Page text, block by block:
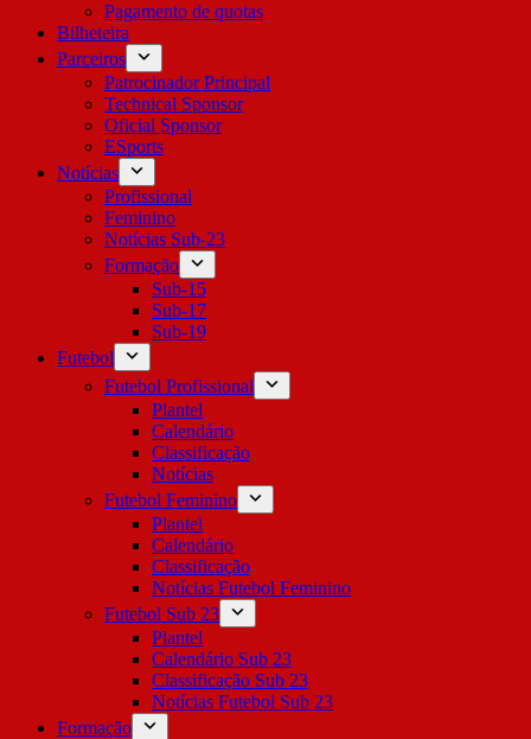
Pagamento de quotas
Bilheteira
Parceiros
Patrocinador Principal
Technical Sponsor
Oficial Sponsor
ESports
Notícias
Profissional
Feminino
Notícias Sub-23
Formação
Sub-15
Sub-17
Sub-19
Futebol
Futebol Profissional
Plantel
Calendário
Classificação
Notícias
Futebol Feminino
Plantel
Calendário
Classificação
Notícias Futebol Feminino
Futebol Sub 23
Plantel
Calendário Sub 23
Classificação Sub 23
Notícias Futebol Sub 23
Formação